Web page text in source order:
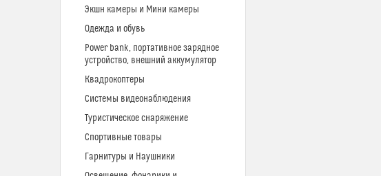
Экшн камеры и Мини камеры
Одежда и обувь
Power bank, портативное зарядное
устройство, внешний аккумулятор
Квадрокоптеры
Системы видеонаблюдения
Туристическое снаряжение
Спортивные товары
Гарнитуры и Наушники